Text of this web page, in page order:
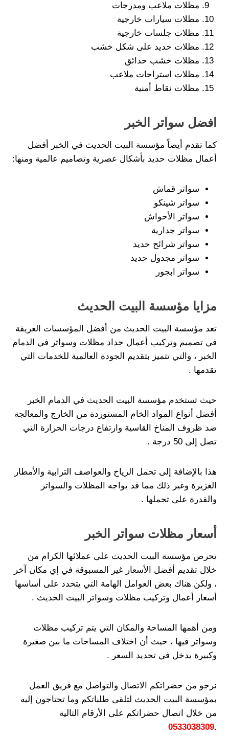
مظلات ملاعب ومدرجات
مظلات سيارات خارجية
مظلات جلسات خارجية
مظلات حديد على شكل خشب
مظلات خشب حدائق
مظلات استراحات ملاعب
مظلات نقاط أمنية
افضل سواتر الخبر
كما تقدم أيضاً مؤسسة البيت الحديث في الخبر أفضل
أعمال مظلات حديد بأشكال عصرية وتصاميم عالمية ومنها:
سواتر قماش
سواتر شينكو
سواتر الأحواش
سواتر جدارية
سواتر شرائح حديد
سواتر مجدول حديد
سواتر ابجور
مزايا مؤسسة البيت الحديث
تعد مؤسسة البيت الحديث من أفضل المؤسسات العريقة
في تصميم وتركيب أعمال حداد مظلات وسواتر في الدمام
الخبر ، والتي تتميز بتقديم الجودة العالمية للخدمات التي
تقدمها .
حيث تستخدم مؤسسة البيت الحديث في الدمام الخبر
أفضل أنواع المواد الخام المستوردة من الخارج والمعالجة
ضد ظروف المناخ القاسية وارتفاع درجات الحرارة التي
تصل إلى 50 درجة .
هذا بالإضافة إلى تحمل الرياح والعواصف الترابية والأمطار
الغزيرة وغير ذلك مما قد يواجه المظلات والسواتر
والقدرة على تحملها .
أسعار مظلات سواتر الخبر
تحرص مؤسسة البيت الحديث على عملائها الكرام من
خلال تقديم أفضل الأسعار غير المسبوقة في إي مكان آخر
، ولكن هناك بعض العوامل الهامة التي يتحدد على أساسها
أسعار أعمال وتركيب مظلات وسواتر البيت الحديث .
ومن أهمها المساحة والمكان التي يتم تركيب مظلات
وسواتر فيها ، حيث أن اختلاف المساحات ما بين صغيرة
وكبيرة يدخل في تحديد السعر .
نرجو من حضراتكم الاتصال والتواصل مع فريق العمل
بمؤسسة البيت الحديث لتلقى طلباتكم وما تحتاجون إليه
من خلال اتصال حضراتكم على الأرقام التالية
.
0533038309